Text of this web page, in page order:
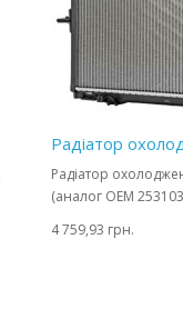
Радіатор
Радіатор
(аналог OEM
4 759,93 грн.